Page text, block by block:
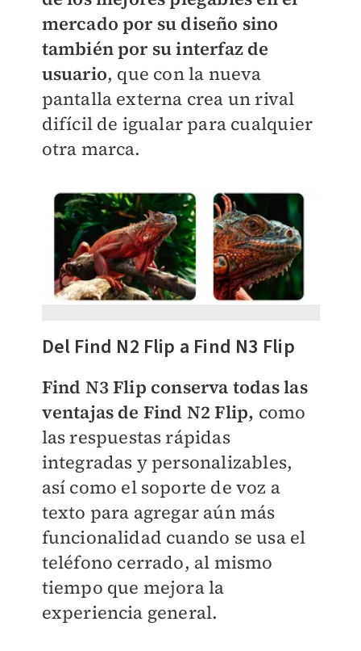
mercado por su diseño sino
también por su interfaz de
usuario, que con la nueva
pantalla externa crea un rival
difícil de igualar para cualquier
otra marca.
Del Find N2 Flip a Find N3 Flip
Find N3 Flip conserva todas las
ventajas de Find N2 Flip, como
las respuestas rápidas
integradas y personalizables,
así como el soporte de voz a
texto para agregar aún más
funcionalidad cuando se usa el
teléfono cerrado, al mismo
tiempo que mejora la
experiencia general.